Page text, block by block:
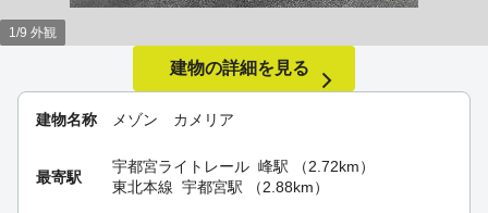
建物名称 メゾン カメリア
最寄駅
宇都宮ライトレール 峰駅 （2.72km）
東北本線 宇都宮駅 （2.88km）
1/9 外観
建物の詳細を見る